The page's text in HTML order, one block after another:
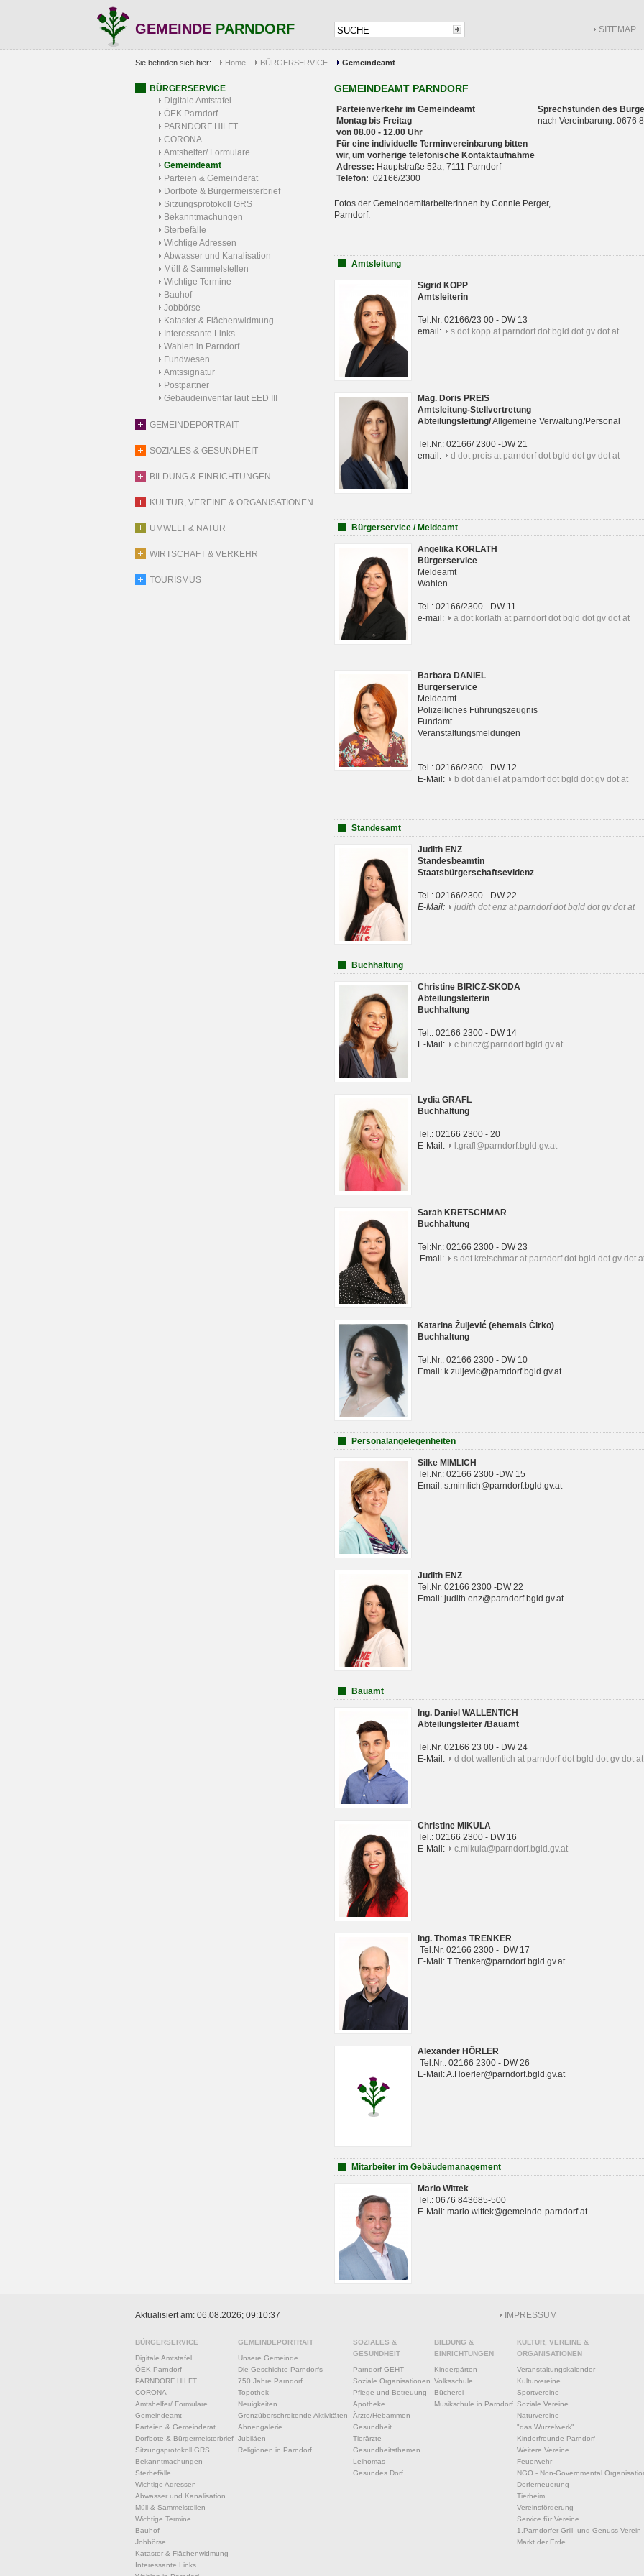
GEMEINDE PARNDORF SITEMAP
Sie befinden sich hier: Home BÜRGERSERVICE Gemeindeamt
BÜRGERSERVICE
Digitale Amtstafel
ÖEK Parndorf
PARNDORF HILFT
CORONA
Amtshelfer/ Formulare
Gemeindeamt
Parteien & Gemeinderat
Dorfbote & Bürgermeisterbrief
Sitzungsprotokoll GRS
Bekanntmachungen
Sterbefälle
Wichtige Adressen
Abwasser und Kanalisation
Müll & Sammelstellen
Wichtige Termine
Bauhof
Jobbörse
Kataster & Flächenwidmung
Interessante Links
Wahlen in Parndorf
Fundwesen
Amtssignatur
Postpartner
Gebäudeinventar laut EED III
GEMEINDEPORTRAIT
SOZIALES & GESUNDHEIT
BILDUNG & EINRICHTUNGEN
KULTUR, VEREINE & ORGANISATIONEN
UMWELT & NATUR
WIRTSCHAFT & VERKEHR
TOURISMUS
GEMEINDEAMT PARNDORF
Parteienverkehr im Gemeindeamt
Montag bis Freitag
von 08.00 - 12.00 Uhr
Für eine individuelle Terminvereinbarung bitten
wir, um vorherige telefonische Kontaktaufnahme
Adresse: Hauptstraße 52a, 7111 Parndorf
Telefon: 02166/2300
Sprechstunden des
nach Vereinbarung: 0676
Fotos der GemeindemitarbeiterInnen by Connie Perger,
Parndorf.
Amtsleitung
Sigrid KOPP
Amtsleiterin
Tel.Nr. 02166/23 00 - DW 13
email:
s dot kopp at parndorf dot bgld dot gv dot at
Mag. Doris PREIS
Amtsleitung-Stellvertretung
Abteilungsleitung/Allgemeine Verwaltung/Personal
Tel.Nr.: 02166/ 2300 -DW 21
email:
d dot preis at parndorf dot bgld dot gv dot at
Bürgerservice / Meldeamt
Angelika KORLATH
Bürgerservice
Meldeamt
Wahlen
Tel.: 02166/2300 - DW 11
e-mail:
a dot korlath at parndorf dot bgld dot gv dot at
Barbara DANIEL
Bürgerservice
Meldeamt
Polizeiliches Führungszeugnis
Fundamt
Veranstaltungsmeldungen
Tel.: 02166/2300 - DW 12
E-Mail:
b dot daniel at parndorf dot bgld dot gv dot at
Standesamt
Judith ENZ
Standesbeamtin
Staatsbürgerschaftsevidenz
Tel.: 02166/2300 - DW 22
E-Mail:
judith dot enz at parndorf dot bgld dot gv dot at
Buchhaltung
Christine BIRICZ-SKODA
Abteilungsleiterin
Buchhaltung
Tel.: 02166 2300 - DW 14
E-Mail:
c.biricz@parndorf.bgld.gv.at
Lydia GRAFL
Buchhaltung
Tel.: 02166 2300 - 20
E-Mail:
l.grafl@parndorf.bgld.gv.at
Sarah KRETSCHMAR
Buchhaltung
Tel:Nr.: 02166 2300 - DW 23
Email:
s dot kretschmar at parndorf dot bgld dot gv dot
Katarina Žuljević (ehemals Čirko)
Buchhaltung
Tel.Nr.: 02166 2300 - DW 10
Email: k.zuljevic@parndorf.bgld.gv.at
Personalangelegenheiten
Silke MIMLICH
Tel.Nr.: 02166 2300 -DW 15
Email: s.mimlich@parndorf.bgld.gv.at
Judith ENZ
Tel.Nr. 02166 2300 -DW 22
Email: judith.enz@parndorf.bgld.gv.at
Bauamt
Ing. Daniel WALLENTICH
Abteilungsleiter /Bauamt
Tel.Nr. 02166 23 00 - DW 24
E-Mail:
d dot wallentich at parndorf dot bgld dot gv dot at
Christine MIKULA
Tel.: 02166 2300 - DW 16
E-Mail:
c.mikula@parndorf.bgld.gv.at
Ing. Thomas TRENKER
Tel.Nr. 02166 2300 - DW 17
E-Mail: T.Trenker@parndorf.bgld.gv.at
Alexander HÖRLER
Tel.Nr.: 02166 2300 - DW 26
E-Mail: A.Hoerler@parndorf.bgld.gv.at
Mitarbeiter im Gebäudemanagement
Mario Wittek
Tel.: 0676 843685-500
E-Mail: mario.wittek@gemeinde-parndorf.at
Aktualisiert am: 06.08.2026; 09:10:37 IMPRESSUM
BÜRGERSERVICE
Digitale Amtstafel
ÖEK Parndorf
PARNDORF HILFT
CORONA
Amtshelfer/ Formulare
Gemeindeamt
Parteien & Gemeinderat
Dorfbote & Bürgermeisterbrief
Sitzungsprotokoll GRS
Bekanntmachungen
Sterbefälle
Wichtige Adressen
Abwasser und Kanalisation
Müll & Sammelstellen
Wichtige Termine
Bauhof
Jobbörse
Kataster & Flächenwidmung
Interessante Links
GEMEINDEPORTRAIT
Unsere Gemeinde
Die Geschichte Parndorfs
750 Jahre Parndorf
Topothek
Neuigkeiten
Grenzüberschreitende Aktivitäten
Ahnengalerie
Jubiläen
Religionen in Parndorf
SOZIALES &
GESUNDHEIT
Parndorf GEHT
Soziale Organisationen
Pflege und Betreuung
Apotheke
Ärzte/Hebammen
Gesundheit
Tierärzte
Gesundheitsthemen
Leihomas
Gesundes Dorf
BILDUNG &
EINRICHTUNGEN
Kindergärten
Volksschule
Bücherei
Musikschule in Parndorf
KULTUR, VEREINE &
ORGANISATIONEN
Veranstaltungskalender
Kulturvereine
Sportvereine
Soziale Vereine
Naturvereine
"das Wurzelwerk"
Kinderfreunde Parndorf
Weitere Vereine
Feuerwehr
NGO - Non-Governmental
Dorferneuerung
Tierheim
Vereinsförderung
Service für Vereine
1.Parndorfer Grill- und Genuss Verein
Markt der Erde